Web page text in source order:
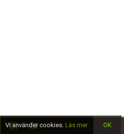
Vi använder cookies. Läs mer OK